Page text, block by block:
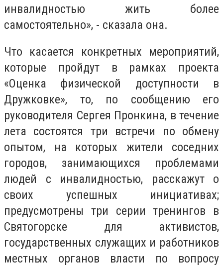
инвалидностью жить более
самостоятельно», - сказала она.
Что касается конкретных мероприятий,
которые пройдут в рамках проекта
«Оценка физической доступности в
Дружковке», то, по сообщению его
руководителя Сергея Пронкина, в течение
лета состоятся три встречи по обмену
опытом, на которых жители соседних
городов, занимающихся проблемами
людей с инвалидностью, расскажут о
своих успешных инициативах;
предусмотрены три серии тренингов в
Святогорске для активистов,
государственных служащих и работников
местных органов власти по вопросу